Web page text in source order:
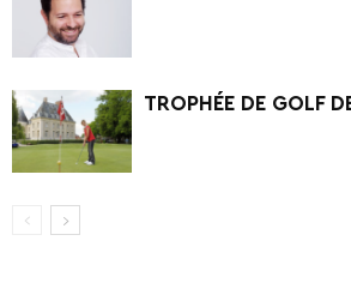
TROPHÉE DE GOLF